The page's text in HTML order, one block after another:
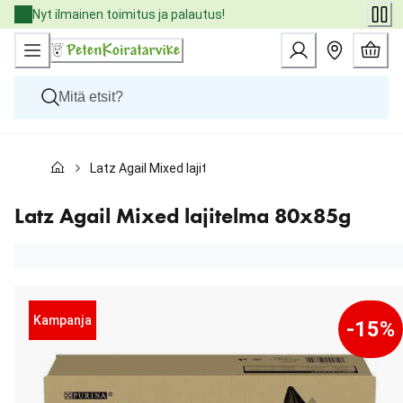
Skip
to
Content
Nyt ilmainen toimitus ja palautus!
Kissat
Eläinlääkäriruoat
Tuotemerkit
Latz Agail Mixed lajitelma 80x85g
Latz Agail Mixed lajitelma 80x85g
Kampanja -15%